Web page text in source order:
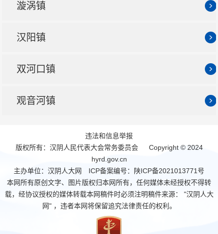
漩涡镇
汉阳镇
双河口镇
观音河镇
违法和信息举报
版权所有：汉阴人民代表大会常务委员会 Copyright © 2024
hyrd.gov.cn
主办单位：汉阴人大网 ICP备案编号：
陕ICP备2021013771号
本网所有原创文字、图片版权归本网所有，任何媒体未经授权不得转
载，经协议授权的媒体转载本网稿件时必须注明稿件来源： "汉阴人大
网" ，违者本网将保留追究法律责任的权利。